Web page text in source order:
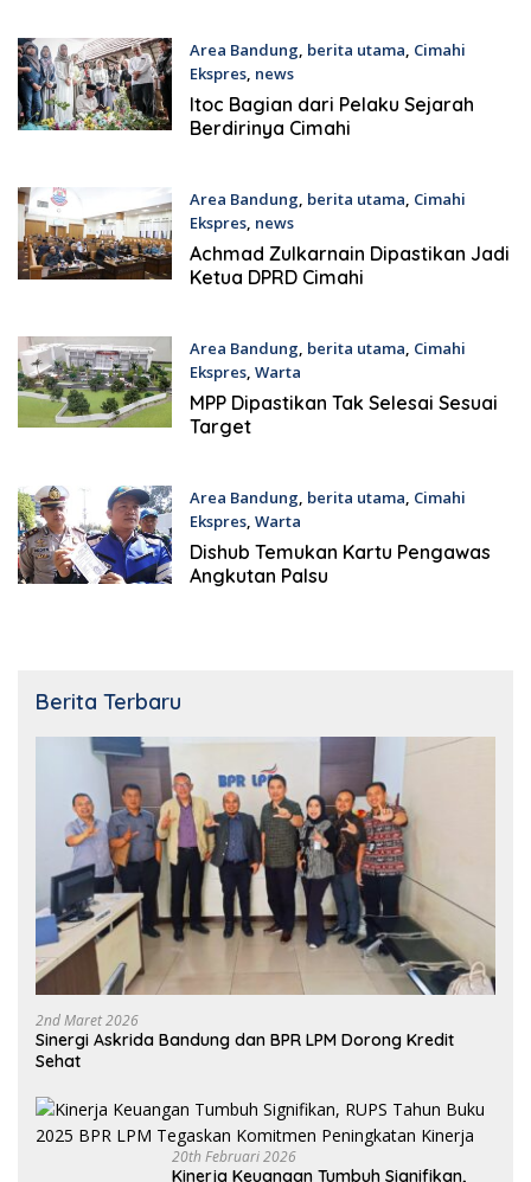
Area Bandung, berita utama, Cimahi
Ekspres, news
16th September 2019
Itoc Bagian dari Pelaku Sejarah
Berdirinya Cimahi
Area Bandung, berita utama, Cimahi
Ekspres, news
11th September 2019
Achmad Zulkarnain Dipastikan Jadi
Ketua DPRD Cimahi
Area Bandung, berita utama, Cimahi
Ekspres, Warta
27th Juni 2019
MPP Dipastikan Tak Selesai Sesuai
Target
Area Bandung, berita utama, Cimahi
Ekspres, Warta
26th Juni 2019
Dishub Temukan Kartu Pengawas
Angkutan Palsu
Berita Terbaru
2nd Maret 2026
Sinergi Askrida Bandung dan BPR LPM Dorong Kredit
Sehat
20th Februari 2026
Kinerja Keuangan Tumbuh Signifikan,